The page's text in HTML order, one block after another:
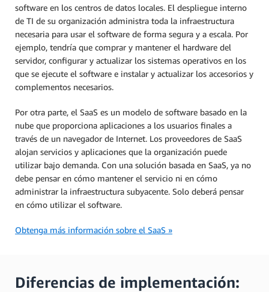
software en los centros de datos locales. El despliegue interno
de TI de su organización administra toda la infraestructura
necesaria para usar el software de forma segura y a escala. Por
ejemplo, tendría que comprar y mantener el hardware del
servidor, configurar y actualizar los sistemas operativos en los
que se ejecute el software e instalar y actualizar los accesorios y
complementos necesarios.
Por otra parte, el SaaS es un modelo de software basado en la
nube que proporciona aplicaciones a los usuarios finales a
través de un navegador de Internet. Los proveedores de SaaS
alojan servicios y aplicaciones que la organización puede
utilizar bajo demanda. Con una solución basada en SaaS, ya no
debe pensar en cómo mantener el servicio ni en cómo
administrar la infraestructura subyacente. Solo deberá pensar
en cómo utilizar el software.
Obtenga más información sobre el SaaS »
Diferencias de implementación: